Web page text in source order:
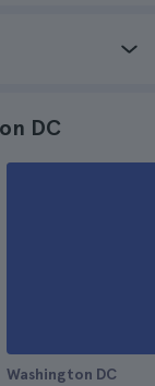
DC
Washington DC